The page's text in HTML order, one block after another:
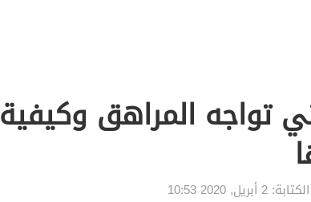
تواجه المراهق وكيفية
2 أبريل, 2020 10:53